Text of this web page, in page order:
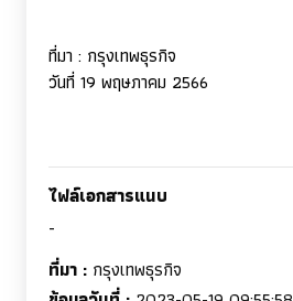
ที่มา : กรุงเทพธุรกิจ
วันที่ 19 พฤษภาคม 2566
ไฟล์เอกสารแนบ
-
ที่มา : กรุงเทพธุรกิจ